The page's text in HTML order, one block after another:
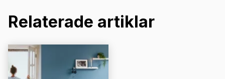
Relaterade artiklar